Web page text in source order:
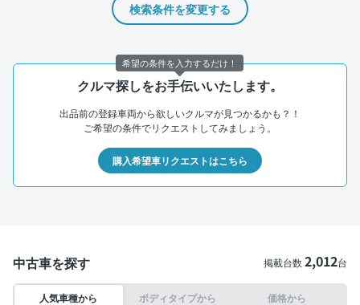
検索条件を変更する
クルマ探しをお手伝いいたします。
出品前の登録車両から欲しいクルマが見つかるかも？！
ご希望の条件でリクエストしてみましょう。
購入希望車リクエストはこちら
中古車を探す 掲載台数2,012台
人気車種から ボディタイプから 価格から
希望の条件を入力するだけ！